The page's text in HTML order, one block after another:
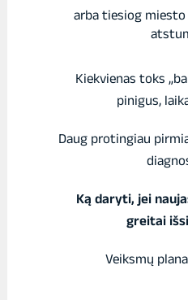
arba tiesiog
Kiekvienas toks
pinigus,
Daug protingiau
Ką daryti, jei
greitai
Veiksmų